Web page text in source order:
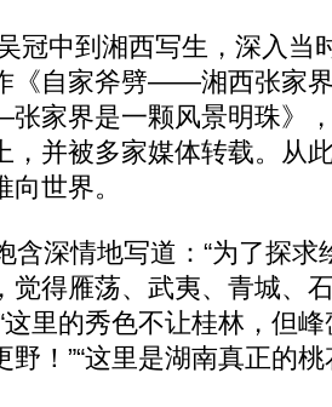
冠中到湘西写生，深入当
《自家斧劈——湘西张家
家界是一颗风景明珠》
，并被多家媒体转载。从
世界。
深情地写道：“为了探求
觉得雁荡、武夷、青城
这里的秀色不让桂林，但
！”“这里是湖南真正的桃